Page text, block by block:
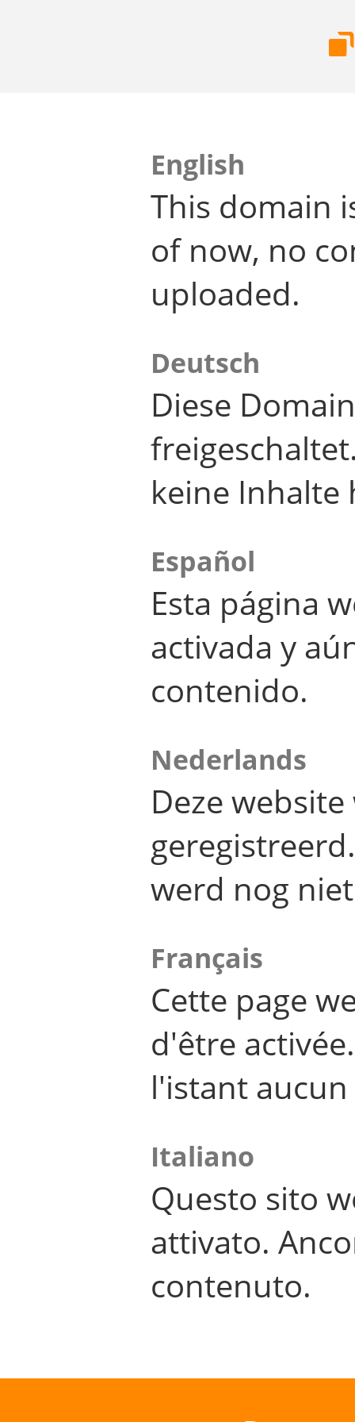
English
This domain
of now, no
uploaded.
Deutsch
Diese
keine Inhalte
Español
Esta página
activada y
contenido.
Nederlands
Deze
werd nog
Français
Cette page
d'être
l'istant
Italiano
Questo sito
attivato.
contenuto.